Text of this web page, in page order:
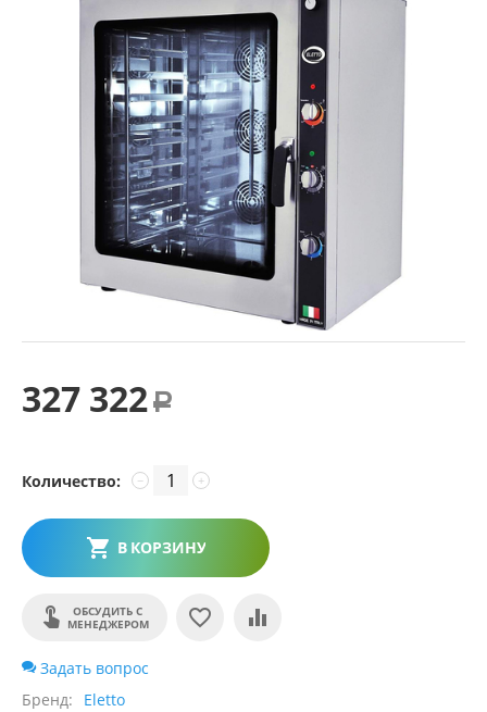
327 322 Р
Количество: +
−
В КОРЗИНУ
ОБСУДИТЬ С
МЕНЕДЖЕРОМ
Задать вопрос
Бренд
Eletto